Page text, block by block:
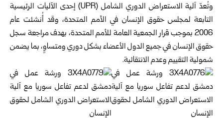
وتُعدّ آلية الاستعراض الدوري الشامل (UPR) إحدى الآليات الرئيسية
التابعة لمجلس حقوق الإنسان في الأمم المتحدة، وقد أُنشئت عام
2006 بموجب قرار الجمعية العامة للأمم المتحدة، بهدف مراجعة سجل
حقوق الإنسان في جميع الدول الأعضاء بشكل دوري ومتساوٍ، بما يضمن
شمولية التقييم وعدم الانتقائية.